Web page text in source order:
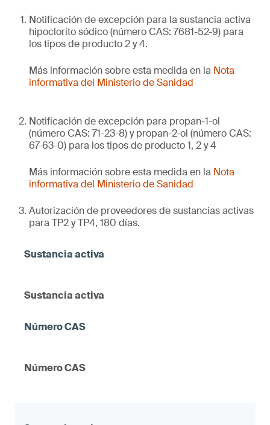
Notificación de excepción para la sustancia activa
hipoclorito sódico (número CAS: 7681-52-9) para
los tipos de producto 2 y 4.
Más información sobre esta medida en la Nota
informativa del Ministerio de Sanidad
Notificación de excepción para propan-1-ol
(número CAS: 71-23-8) y propan-2-ol (número CAS:
67-63-0) para los tipos de producto 1, 2 y 4
Más información sobre esta medida en la Nota
informativa del Ministerio de Sanidad
Autorización de proveedores de sustancias activas
para TP2 y TP4, 180 días.
Sustancia activa
Número CAS